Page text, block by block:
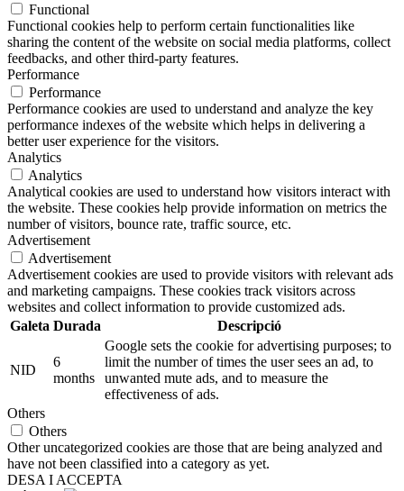
Functional
Functional cookies help to perform certain functionalities like
sharing the content of the website on social media platforms, collect
feedbacks, and other third-party features.
Performance
Performance
Performance cookies are used to understand and analyze the key
performance indexes of the website which helps in delivering a
better user experience for the visitors.
Analytics
Analytics
Analytical cookies are used to understand how visitors interact with
the website. These cookies help provide information on metrics the
number of visitors, bounce rate, traffic source, etc.
Advertisement
Advertisement
Advertisement cookies are used to provide visitors with relevant ads
and marketing campaigns. These cookies track visitors across
websites and collect information to provide customized ads.
Galeta Durada Descripció
NID
6
months
Google sets the cookie for advertising purposes; to
limit the number of times the user sees an ad, to
unwanted mute ads, and to measure the
effectiveness of ads.
Others
Others
Other uncategorized cookies are those that are being analyzed and
have not been classified into a category as yet.
DESA I ACCEPTA